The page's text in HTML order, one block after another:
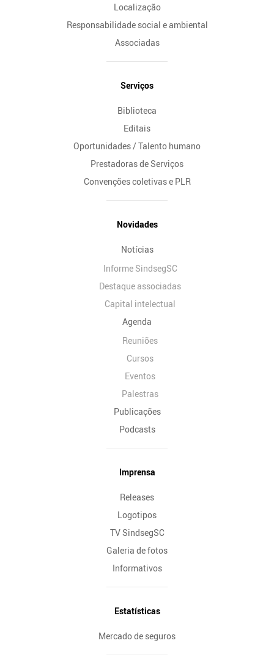
Localização
Responsabilidade social e ambiental
Associadas
Serviços
Biblioteca
Editais
Oportunidades / Talento humano
Prestadoras de Serviços
Convenções coletivas e PLR
Novidades
Notícias
Informe SindsegSC
Destaque associadas
Capital intelectual
Agenda
Reuniões
Cursos
Eventos
Palestras
Publicações
Podcasts
Imprensa
Releases
Logotipos
TV SindsegSC
Galeria de fotos
Informativos
Estatísticas
Mercado de seguros